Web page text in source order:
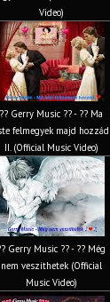
Video)
?? Gerry Music ?? - ?? Ma
felmegyek majd hozzád
II. (Official Music Video)
Gerry Music ?? - ?? Még
nem veszíthetek (Official
Music Video)